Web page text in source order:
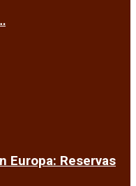
Europa: Reservas